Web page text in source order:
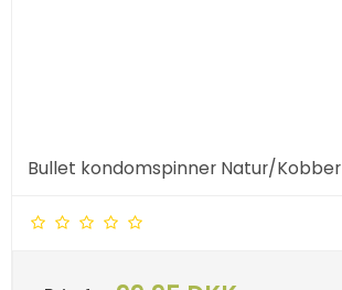
Bullet kondomspinner Natur/Kobber